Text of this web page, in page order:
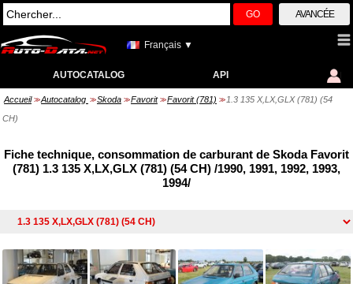
GO AVANCÉE
Français ▼
AUTOCATALOG API
Accueil >> Autocatalog >> Skoda >> Favorit >> Favorit (781) >> 1.3 135 X,LX,GLX (781) (54
CH)
Fiche technique, consommation de carburant de Skoda Favorit
(781) 1.3 135 X,LX,GLX (781) (54 CH) /1990, 1991, 1992, 1993,
1994/